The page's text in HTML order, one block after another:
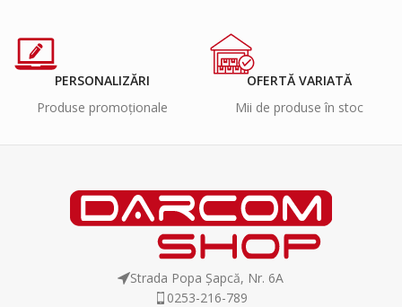
PERSONALIZĂRI
Produse promoționale
OFERTĂ VARIATĂ
Mii de produse în stoc
Strada Popa Șapcă, Nr. 6A
0253-216-789